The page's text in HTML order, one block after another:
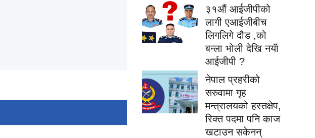
३१औं आईजीपीको
लागी एआईजीबीच
लिगलिगे दौड ,को
बन्ला भोली देखि नयॅा
आईजीपी ?
नेपाल प्रहरीको
सरुवामा गृह
मन्त्रालयको हस्तक्षेप,
रिक्त पदमा पनि काज
खटाउन सकेनन्